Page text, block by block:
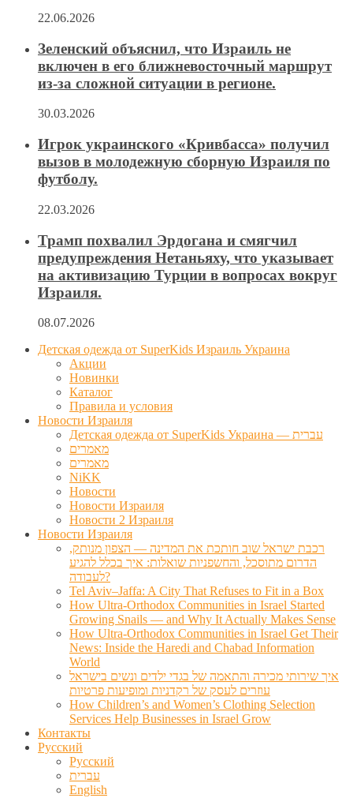
22.06.2026
Зеленский объяснил, что Израиль не
включен в его ближневосточный маршрут
из-за сложной ситуации в регионе.
30.03.2026
Игрок украинского «Кривбасса» получил
вызов в молодежную сборную Израиля по
футболу.
22.03.2026
Трамп похвалил Эрдогана и смягчил
предупреждения Нетаньяху, что указывает
на активизацию Турции в вопросах вокруг
Израиля.
08.07.2026
Детская одежда от SuperKids Израиль Украина
Акции
Новинки
Каталог
Правила и условия
Новости Израиля
Детская одежда от SuperKids Украина — עברית
מאמרים
מאמרים
NiKK
Новости
Новости Израиля
Новости 2 Израиля
Новости Израиля
רכבת ישראל שוב חותכת את המדינה — הצפון מנותק,
הדרום מתוסכל, והחשפניות שואלות: איך בכלל להגיע
לעבודה?
Tel Aviv–Jaffa: A City That Refuses to Fit in a Box
How Ultra-Orthodox Communities in Israel Started
Growing Snails — and Why It Actually Makes Sense
How Ultra-Orthodox Communities in Israel Get Their
News: Inside the Haredi and Chabad Information
World
איך שירותי מכירה והתאמה של בגדי ילדים ונשים בישראל
עוזרים לעסק של רקדניות ומופיעות פרטיות
How Children’s and Women’s Clothing Selection
Services Help Businesses in Israel Grow
Контакты
Русский
Русский
עברית
English